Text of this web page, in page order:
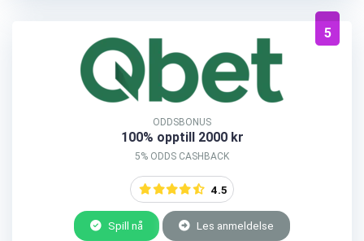
5
ODDSBONUS
100% opptill 2000 kr
5% ODDS CASHBACK
4.5
Spill nå Les anmeldelse